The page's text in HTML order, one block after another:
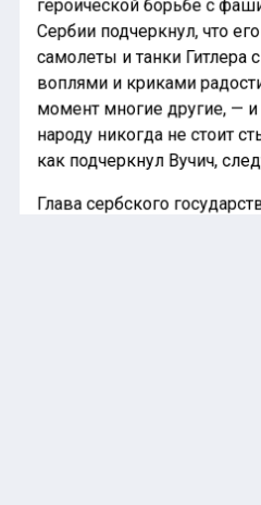
героической борьбе с
Сербии подчеркнул, что
самолеты и танки Гитлера
воплями и криками
момент многие другие, — и
народу никогда не стоит
как подчеркнул Вучич,
Глава сербского